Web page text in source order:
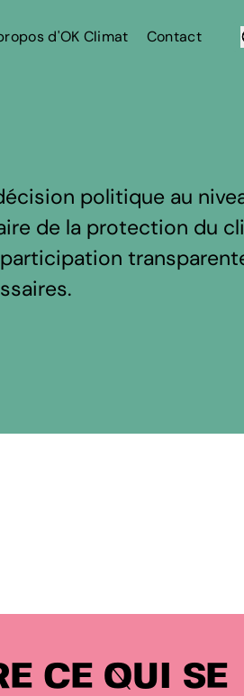
d'OK Climat Contact
politique au
de la protection du
CE QUI SE